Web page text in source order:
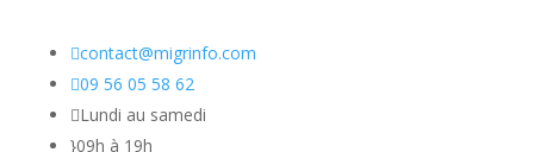
contact@migrinfo.com
09 56 05 58 62
Lundi au samedi
}09h à 19h